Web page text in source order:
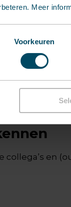
Meer
Voorkeuren
waar
party’s.
bij Your
en